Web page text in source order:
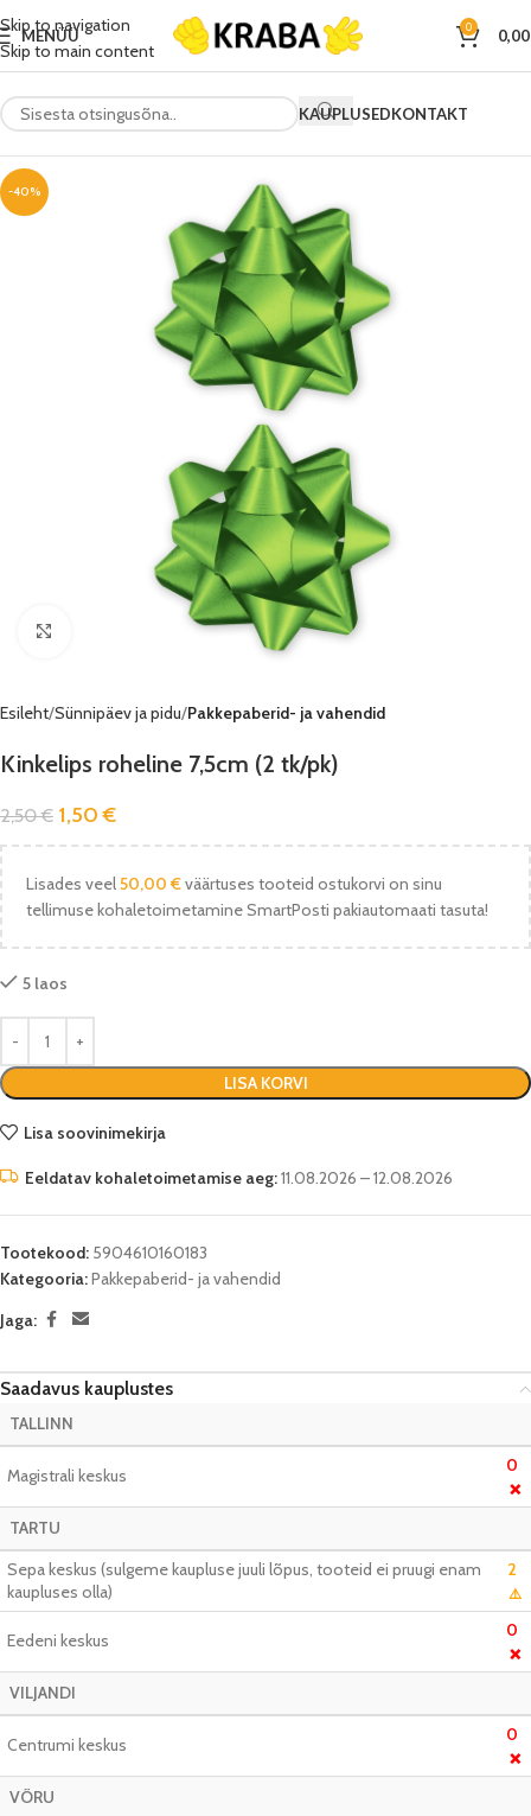
Skip to navigation
Skip to main content
MENÜÜ 0
KAUPLUSEDKONTAKT
-40%
Esileht Sünnipäev ja pidu Pakkepaberid- ja vahendid
Kinkelips roheline 7,5cm (2 tk/pk)
2,50€ 1,50€
Lisades veel50,00 €väärtuses tooteid ostukorvi on sinu
tellimuse kohaletoimetamine SmartPosti pakiautomaati tasuta!
5 laos
LISA KORVI
Lisa soovinimekirja
Eeldatav kohaletoimetamise aeg:11.08.2026 – 12.08.2026
Tootekood: 5904610160183
Kategooria:Pakkepaberid- ja vahendid
Jaga:
Saadavus kauplustes
TALLINN
Magistrali keskus 0
❌
TARTU
Sepa keskus (sulgeme kaupluse juuli lõpus, tooteid ei pruugi enam
kaupluses olla)
2
⚠️
Eedeni keskus 0
❌
VILJANDI
Centrumi keskus 0
❌
VÕRU